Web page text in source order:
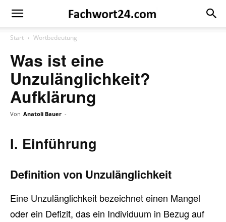
Fachwort24
ShopStart Wortbedeutung
Was ist eine
Unzulänglichkeit?
Aufklärung
Von Anatoli Bauer -
I. Einführung
Definition von Unzulänglichkeit
Eine Unzulänglichkeit bezeichnet einen Mangel
oder ein Defizit, das ein Individuum in Bezug auf